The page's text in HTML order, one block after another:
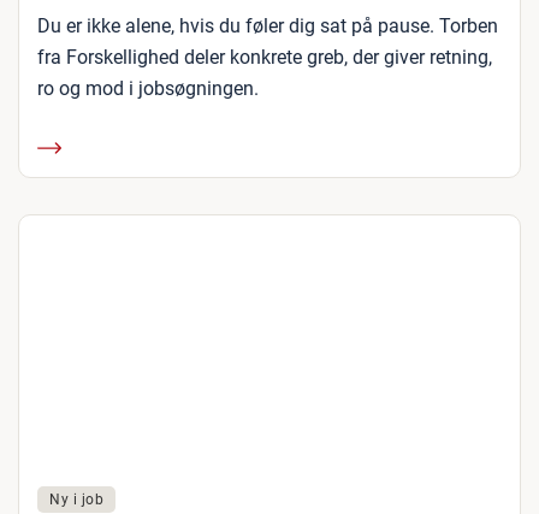
Du er ikke alene, hvis du føler dig sat på pause. Torben
fra Forskellighed deler konkrete greb, der giver retning,
ro og mod i jobsøgningen.
Ny i job